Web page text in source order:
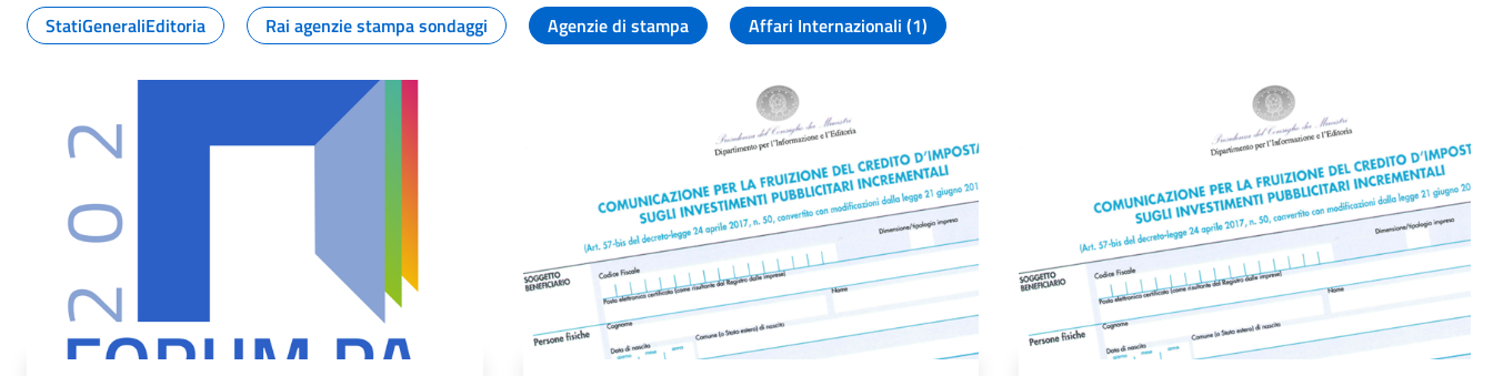
StatiGeneraliEditoria
Rai agenzie stampa sondaggi Agenzie di stampa Affari Internazionali (1)